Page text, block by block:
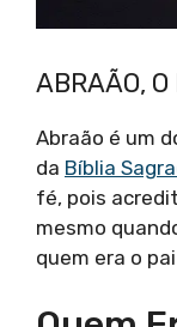
ABRAÃO, O
Abraão é um
da Bíblia
fé, pois
mesmo
quem era o